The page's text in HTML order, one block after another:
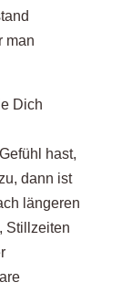
man
Dich
hast,
dann ist
längeren
Stillzeiten